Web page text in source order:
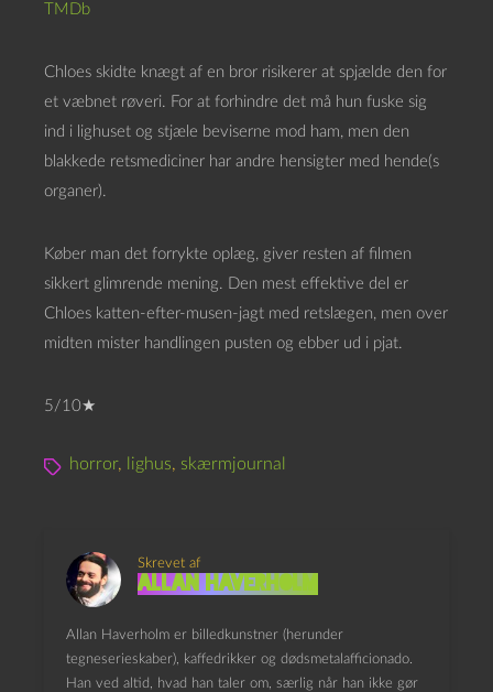
TMDb
Chloes skidte knægt af en bror risikerer at spjælde den for
et væbnet røveri. For at forhindre det må hun fuske sig
ind i lighuset og stjæle beviserne mod ham, men den
blakkede retsmediciner har andre hensigter med hende(s
organer).
Køber man det forrykte oplæg, giver resten af filmen
sikkert glimrende mening. Den mest effektive del er
Chloes katten-efter-musen-jagt med retslægen, men over
midten mister handlingen pusten og ebber ud i pjat.
5/10★
horror, lighus, skærmjournal
Skrevet af
Allan Haverholm
Allan Haverholm er billedkunstner (herunder
tegneserieskaber), kaffedrikker og dødsmetalafficionado.
Han ved altid, hvad han taler om, særlig når han ikke gør